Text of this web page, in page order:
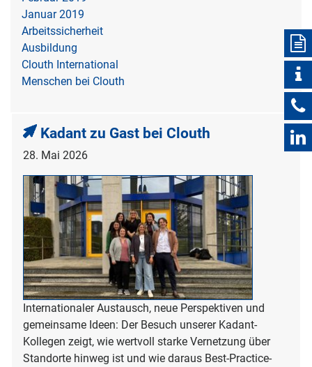
Januar 2019
Arbeitssicherheit
Ausbildung
Clouth International
Menschen bei Clouth
Kadant zu Gast bei Clouth
28. Mai 2026
Internationaler Austausch, neue Perspektiven und
gemeinsame Ideen: Der Besuch unserer Kadant-
Kollegen zeigt, wie wertvoll starke Vernetzung über
Standorte hinweg ist und wie daraus Best-Practice-